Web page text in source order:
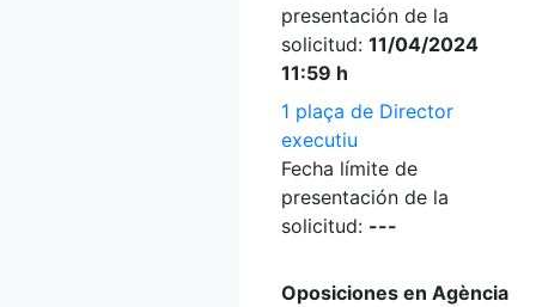
presentación de la
solicitud: 11/04/2024
11:59 h
1 plaça de Director
executiu
Fecha límite de
presentación de la
solicitud: ---
Oposiciones en Agència